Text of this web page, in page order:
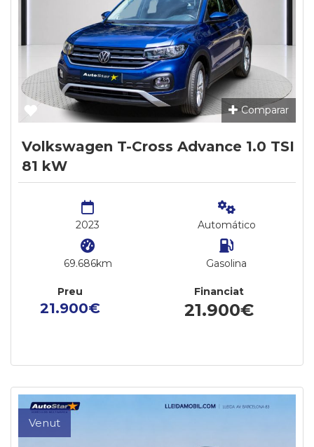
Comparar
Volkswagen T-Cross Advance 1.0 TSI
81 kW
2023
69.686km
Automático
Gasolina
Preu
21.900€
Financiat
21.900€
Venut